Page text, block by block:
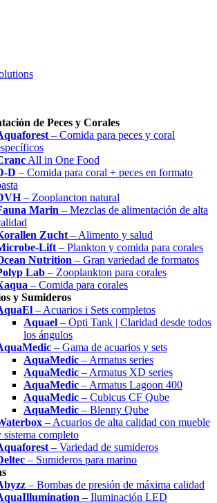
de Peces y Corales
– Comida para peces y coral
All in One Food
D – Comida para coral + peces en formato
– Zooplancton natural
Marin – Mezclas de alimentación de alta
Zucht – Alimento y salud
Lift – Plankton y comida para corales
Nutrition – Gran variedad de formatos
Lab – Zooplankton para corales
– Comida para corales
y Sumideros
– Acuarios i Sets completos
Aquael – Opti Tank | Claridad desde todos
los ángulos
– Gama de acuarios y sets
AquaMedic – Armatus series
AquaMedic – Armatus XD series
AquaMedic – Armatus Lagoon 400
AquaMedic – Cubicus CF Qube
AquaMedic – Blenny Qube
– Acuarios de alta calidad con mueble
sistema completo
– Variedad de sumideros
– Sumideros para marino
– Bombas de presión de máxima calidad
– Iluminación LED